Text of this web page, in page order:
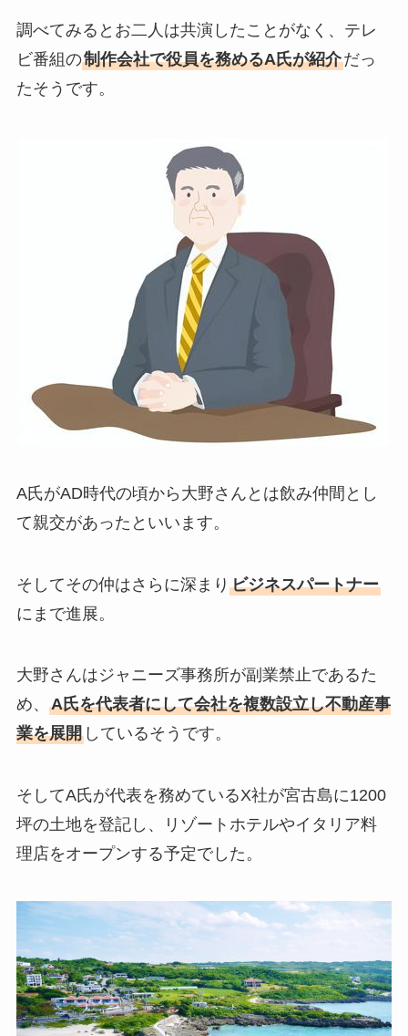
調べてみるとお二人は共演したことがなく、テレ
ビ番組の制作会社で役員を務めるA氏が紹介だっ
たそうです。
A氏がAD時代の頃から大野さんとは飲み仲間とし
て親交があったといいます。
そしてその仲はさらに深まり ビジネスパートナー
にまで進展。
大野さんはジャニーズ事務所が副業禁止であるた
め、 A氏を代表者にして会社を複数設立し不動産事
業を展開しているそうです。
そしてA氏が代表を務めているX社が宮古島に1200
坪の土地を登記し、リゾートホテルやイタリア料
理店をオープンする予定でした。